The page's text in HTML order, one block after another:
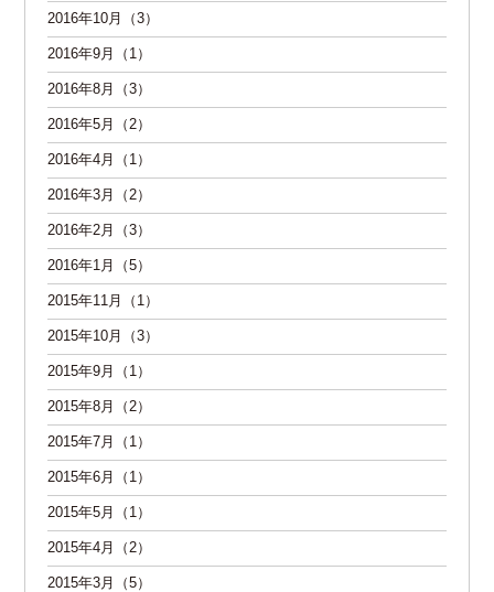
2016年10月（3）
2016年9月（1）
2016年8月（3）
2016年5月（2）
2016年4月（1）
2016年3月（2）
2016年2月（3）
2016年1月（5）
2015年11月（1）
2015年10月（3）
2015年9月（1）
2015年8月（2）
2015年7月（1）
2015年6月（1）
2015年5月（1）
2015年4月（2）
2015年3月（5）